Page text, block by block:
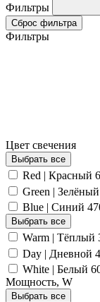
Фильтры
Сброс фильтра
Фильтры
Цвет свечения
Выбрать все
Red | Красный
Green |
Blue | Синий
Выбрать все
Warm | Тёплый
Day | Дневной
White | Белый
Мощность, W
Выбрать все